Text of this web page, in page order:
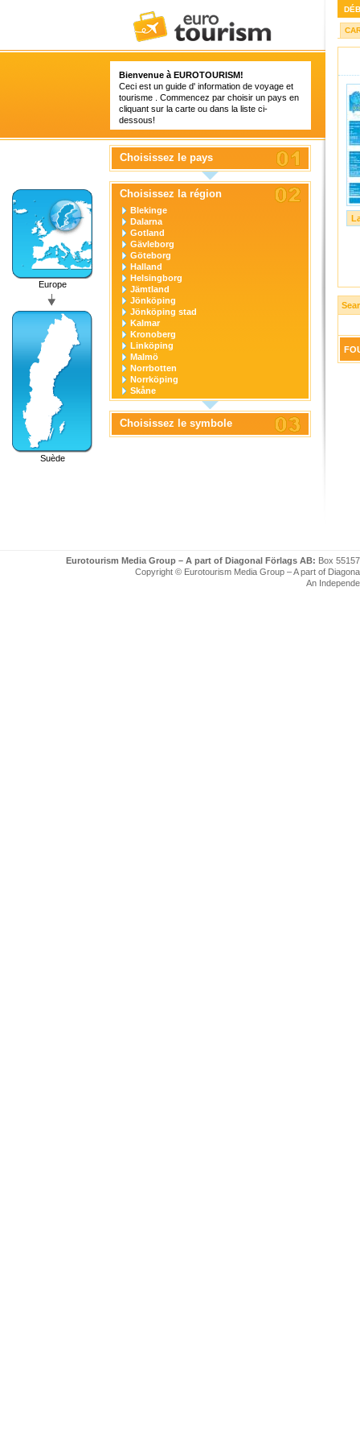
Bienvenue à EUROTOURISM!
Ceci est un guide d' information de voyage et
tourisme . Commencez par choisir un pays en
cliquant sur la carte ou dans la liste ci-
dessous!
Europe
Suède
Choisissez le pays
Choisissez la région
Blekinge
Dalarna
Gotland
Gävleborg
Göteborg
Halland
Helsingborg
Jämtland
Jönköping
Jönköping stad
Kalmar
Kronoberg
Linköping
Malmö
Norrbotten
Norrköping
Skåne
Stockholm
Stockholm stad
Södermanland
Uppsala
Choisissez le symbole
Eurotourism Media Group – A part of Diagonal Förlags AB: Box
Copyright © Eurotourism Media Group – A part of
An